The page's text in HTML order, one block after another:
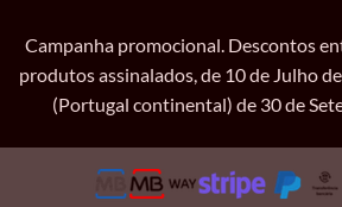
Campanha promocional. Descontos
produtos assinalados, de 10 de Julho
(Portugal continental) de 30 de